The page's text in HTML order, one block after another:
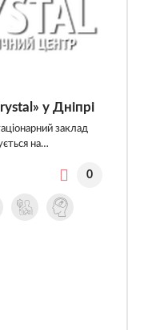
у Дніпрі
заклад
на…
0